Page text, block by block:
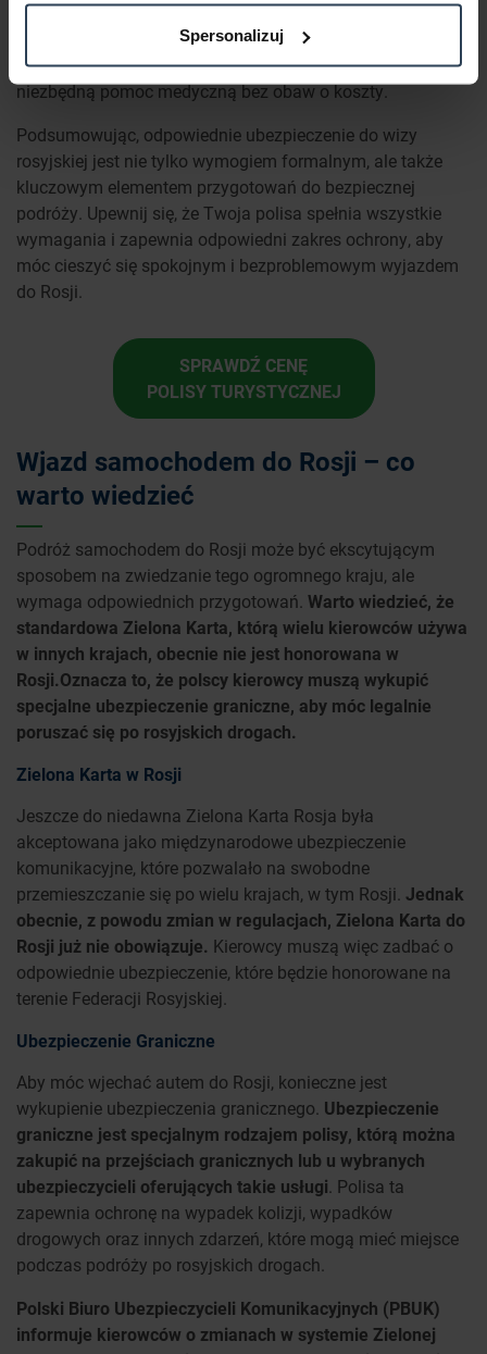
Spersonalizuj
prowadzić do poważnych problemów finansowych.
Dodatkowo, ubezpieczenie zdrowotne zapewnia spokój i
komfort psychiczny, wiedząc, że w razie potrzeby uzyskasz
niezbędną pomoc medyczną bez obaw o koszty.
Podsumowując, odpowiednie ubezpieczenie do wizy
rosyjskiej jest nie tylko wymogiem formalnym, ale także
kluczowym elementem przygotowań do bezpiecznej
podróży. Upewnij się, że Twoja polisa spełnia wszystkie
wymagania i zapewnia odpowiedni zakres ochrony, aby
móc cieszyć się spokojnym i bezproblemowym wyjazdem
do Rosji.
SPRAWDŹ CENĘ
POLISY TURYSTYCZNEJ
Wjazd samochodem do Rosji – co
warto wiedzieć
Podróż samochodem do Rosji może być ekscytującym
sposobem na zwiedzanie tego ogromnego kraju, ale
wymaga odpowiednich przygotowań. Warto wiedzieć, że
standardowa Zielona Karta, którą wielu kierowców używa
w innych krajach, obecnie nie jest honorowana w
Rosji.Oznacza to, że polscy kierowcy muszą wykupić
specjalne ubezpieczenie graniczne, aby móc legalnie
poruszać się po rosyjskich drogach.
Zielona Karta w Rosji
Jeszcze do niedawna Zielona Karta Rosja była
akceptowana jako międzynarodowe ubezpieczenie
komunikacyjne, które pozwalało na swobodne
przemieszczanie się po wielu krajach, w tym Rosji. Jednak
obecnie, z powodu zmian w regulacjach, Zielona Karta do
Rosji już nie obowiązuje. Kierowcy muszą więc zadbać o
odpowiednie ubezpieczenie, które będzie honorowane na
terenie Federacji Rosyjskiej.
Ubezpieczenie Graniczne
Aby móc wjechać autem do Rosji, konieczne jest
wykupienie ubezpieczenia granicznego. Ubezpieczenie
graniczne jest specjalnym rodzajem polisy, którą można
zakupić na przejściach granicznych lub u wybranych
ubezpieczycieli oferujących takie usługi. Polisa ta
zapewnia ochronę na wypadek kolizji, wypadków
drogowych oraz innych zdarzeń, które mogą mieć miejsce
podczas podróży po rosyjskich drogach.
Polski Biuro Ubezpieczycieli Komunikacyjnych (PBUK)
informuje kierowców o zmianach w systemie Zielonej